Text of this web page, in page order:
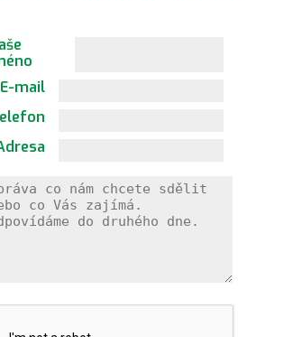
E-mail